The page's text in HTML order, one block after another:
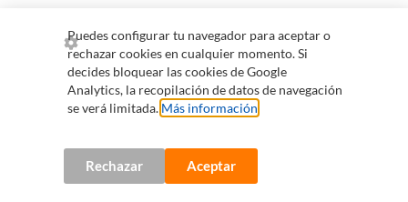
Puedes configurar tu navegador para aceptar o
rechazar cookies en cualquier momento. Si
decides bloquear las cookies de Google
Analytics, la recopilación de datos de navegación
se verá limitada. Más información
Rechazar Aceptar